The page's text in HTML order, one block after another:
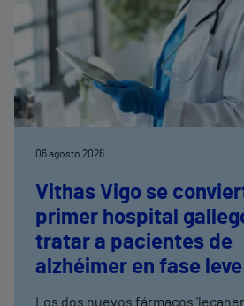
06 agosto 2026
Vithas Vigo se
primer hospital
tratar a pacientes de
alzhéimer en fase
terapias antiamiloide
Los dos nuevos fármacos